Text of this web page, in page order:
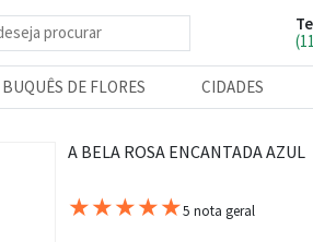
BUQUÊS DE FLORES CIDADES
A BELA ROSA ENCANTADA AZUL
★★★★★5 nota geral